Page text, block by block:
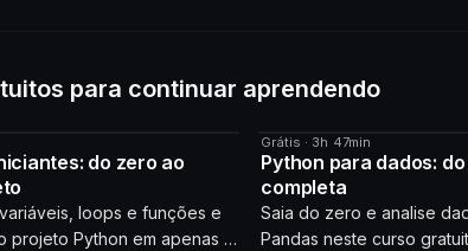
para continuar aprendendo
do zero ao
loops e funções e
projeto Python em apenas 2
CURSO
Grátis · 3h 47min
Python para dados:
completa
Saia do zero e analise
Pandas neste curso